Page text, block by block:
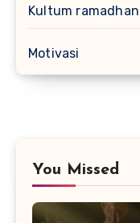
Kultum ramadhan
Motivasi
You Missed